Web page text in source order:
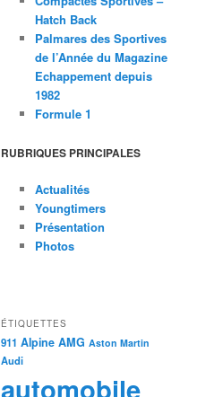
Hatch Back
Palmares des Sportives
de l’Année du Magazine
Echappement depuis
1982
Formule 1
RUBRIQUES PRINCIPALES
Actualités
Youngtimers
Présentation
Photos
ÉTIQUETTES
911 Alpine AMG Aston Martin
Audi
automobile